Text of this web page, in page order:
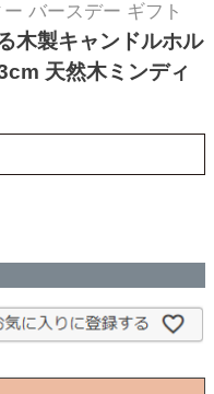
バースデー ギフト
木製キャンドルホル
天然木ミンディ